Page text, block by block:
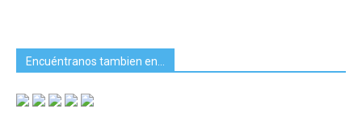
Encuéntranos tambien en…